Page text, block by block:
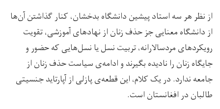
از نظر هر سه استاد پیشین دانشگاه بدخشان، کنار گذاشتن آن‌ها
از دانشگاه معنایی جز حذف زنان از نهادهای آموزشی، تقویت
رویکردهای مردسالارانه، تربیت نسل یا نسل‌هایی که حضور و
جایگاه زنان را نادیده بگیرند و ادامه‌ی سیاست حذف زنان از
جامعه ندارد. در یک کلام، این قطعه‌ی پازلی از آپارتاید جنسیتی
طالبان در افغانستان است.